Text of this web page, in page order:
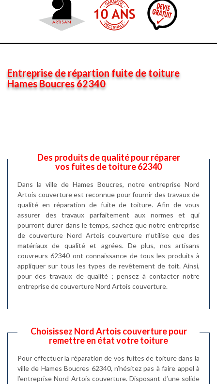
Entreprise de répartion fuite de toiture
Hames Boucres 62340
Des produits de qualité pour réparer
vos fuites de toiture 62340
Dans la ville de Hames Boucres, notre entreprise Nord
Artois couverture est reconnue pour fournir des travaux de
qualité en réparation de fuite de toiture. Afin de vous
assurer des travaux parfaitement aux normes et qui
pourront durer dans le temps, sachez que notre entreprise
de couverture Nord Artois couverture n’utilise que des
matériaux de qualité et agrées. De plus, nos artisans
couvreurs 62340 ont connaissance de tous les produits à
appliquer sur tous les types de revêtement de toit. Ainsi,
pour des travaux de qualité ; pensez à contacter notre
entreprise de couverture Nord Artois couverture.
Choisissez Nord Artois couverture pour
remettre en état votre toiture
Pour effectuer la réparation de vos fuites de toiture dans la
ville de Hames Boucres 62340, n’hésitez pas à faire appel à
l’entreprise Nord Artois couverture. Disposant d’une solide